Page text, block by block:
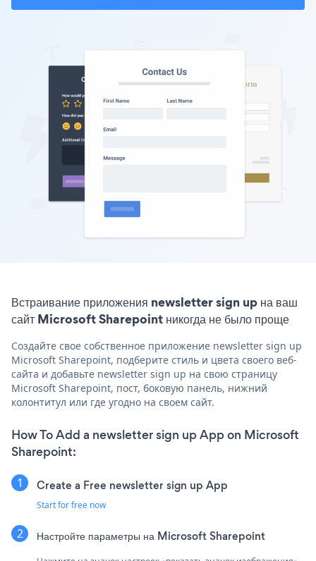
Встраивание приложения newsletter sign up на ваш
сайт Microsoft Sharepoint никогда не было проще
Создайте свое собственное приложение newsletter sign up
Microsoft Sharepoint, подберите стиль и цвета своего веб-
сайта и добавьте newsletter sign up на свою страницу
Microsoft Sharepoint, пост, боковую панель, нижний
колонтитул или где угодно на своем сайт.
How To Add a newsletter sign up App on Microsoft
Sharepoint:
Create a Free newsletter sign up App
Start for free now
Настройте параметры на Microsoft Sharepoint